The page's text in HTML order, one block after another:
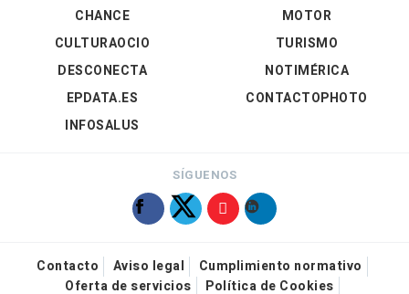
CHANCE
CULTURAOCIO
DESCONECTA
EPDATA.ES
INFOSALUS
MOTOR
TURISMO
NOTIMÉRICA
CONTACTOPHOTO
SÍGUENOS
Contacto Aviso legal
Cumplimiento normativo
Oferta de servicios
Política de Cookies